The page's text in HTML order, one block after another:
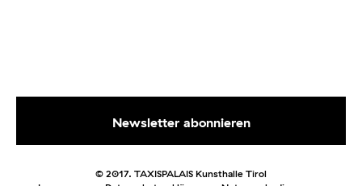
© 2017. TAXISPALAIS Kunsthalle Tirol